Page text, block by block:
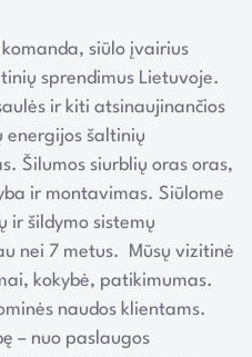
siūlo įvairius
sprendimus Lietuvoje.
ir kiti atsinaujinančios
šaltinių
Šilumos siurblių oras oras,
ir montavimas. Siūlome
ir šildymo sistemų
nei 7 metus. Mūsų vizitinė
kokybė, patikimumas.
naudos klientams.
– nuo paslaugos